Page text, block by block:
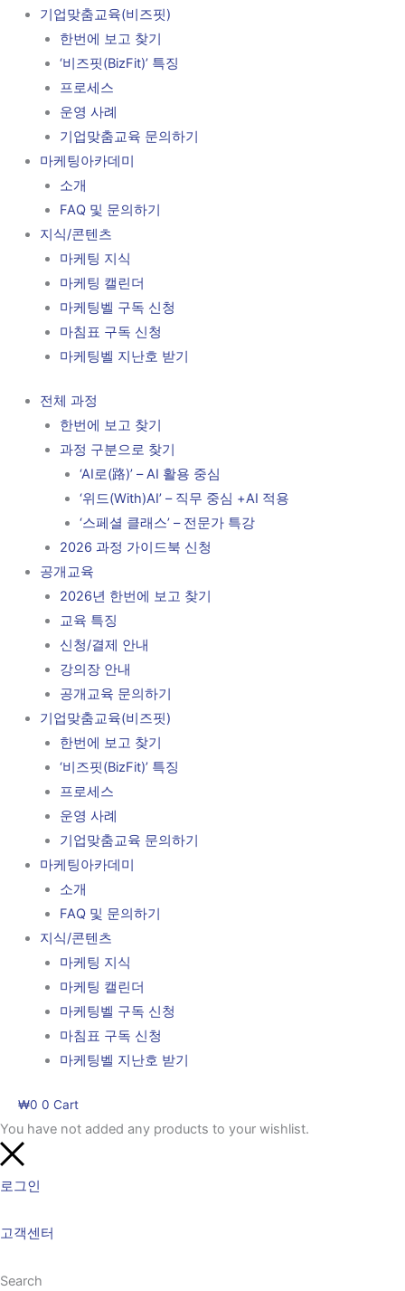
기업맞춤교육(비즈핏)
한번에 보고 찾기
‘비즈핏(BizFit)’ 특징
프로세스
운영 사례
기업맞춤교육 문의하기
마케팅아카데미
소개
FAQ 및 문의하기
지식/콘텐츠
마케팅 지식
마케팅 캘린더
마케팅벨 구독 신청
마침표 구독 신청
마케팅벨 지난호 받기
전체 과정
한번에 보고 찾기
과정 구분으로 찾기
‘AI로(路)’ – AI 활용 중심
‘위드(With)AI’ – 직무 중심 +AI 적용
‘스페셜 클래스’ – 전문가 특강
2026 과정 가이드북 신청
공개교육
2026년 한번에 보고 찾기
교육 특징
신청/결제 안내
강의장 안내
공개교육 문의하기
기업맞춤교육(비즈핏)
한번에 보고 찾기
‘비즈핏(BizFit)’ 특징
프로세스
운영 사례
기업맞춤교육 문의하기
마케팅아카데미
소개
FAQ 및 문의하기
지식/콘텐츠
마케팅 지식
마케팅 캘린더
마케팅벨 구독 신청
마침표 구독 신청
마케팅벨 지난호 받기
₩0 0 Cart
You have not added any products to your wishlist.
로그인
고객센터
Search